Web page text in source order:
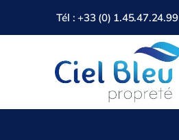
contenu
Tél : +33 (0) 1.45.47.24.99